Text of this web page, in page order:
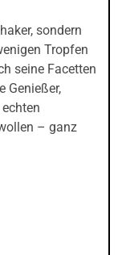
sondern
Tropfen
seine Facetten
Genießer,
– ganz